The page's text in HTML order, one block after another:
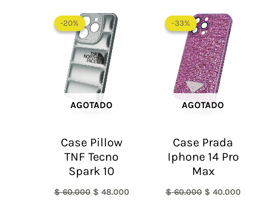
-20%
AGOTADO
-20%
Case Pillow
TNF Tecno
Spark 10
$60.000
precio
original
era:
$ 60.000.
$ 48.000
-33%
AGOTADO
-33%
Case Prada
Iphone 14 Pro
Max
$60.000
precio
original
era:
$ 60.000.
$ 40.000